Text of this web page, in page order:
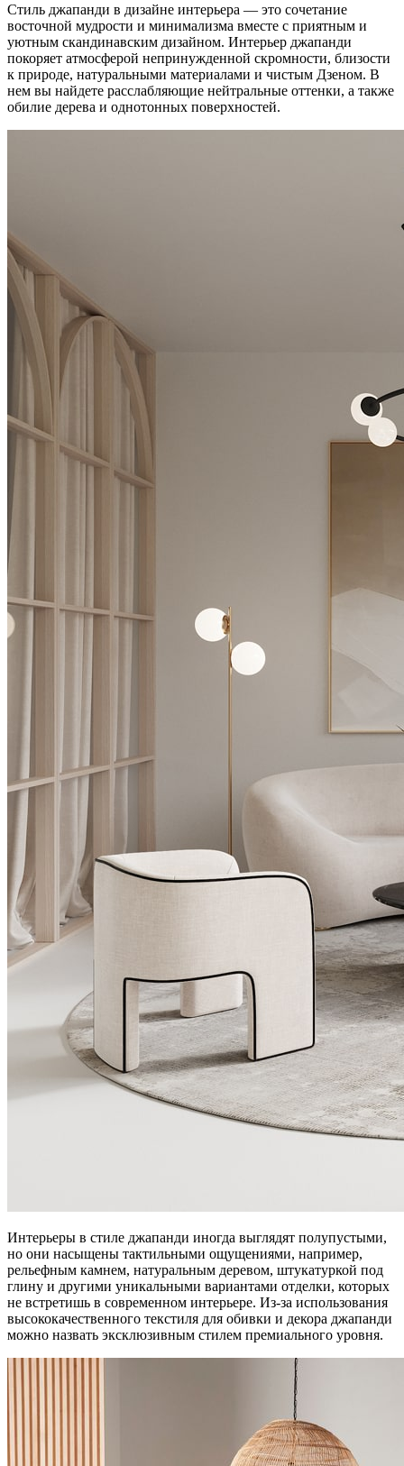
Стиль джапанди в дизайне интерьера — это сочетание
восточной мудрости и минимализма вместе с приятным и
уютным скандинавским дизайном. Интерьер джапанди
покоряет атмосферой непринужденной скромности, близости
к природе, натуральными материалами и чистым Дзеном. В
нем вы найдете расслабляющие нейтральные оттенки, а также
обилие дерева и однотонных поверхностей.
Интерьеры в стиле джапанди иногда выглядят полупустыми,
но они насыщены тактильными ощущениями, например,
рельефным камнем, натуральным деревом, штукатуркой под
глину и другими уникальными вариантами отделки, которых
не встретишь в современном интерьере. Из-за использования
высококачественного текстиля для обивки и декора джапанди
можно назвать эксклюзивным стилем премиального уровня.